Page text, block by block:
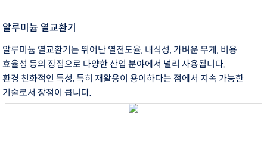
알루미늄 열교환기
알루미늄 열교환기는 뛰어난 열전도율, 내식성, 가벼운 무게, 비용
효율성 등의 장점으로 다양한 산업 분야에서 널리 사용됩니다.
환경 친화적인 특성, 특히 재활용이 용이하다는 점에서 지속 가능한
기술로서 장점이 큽니다.